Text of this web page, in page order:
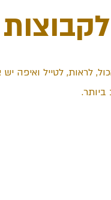
לראות, לטייל ואיפה